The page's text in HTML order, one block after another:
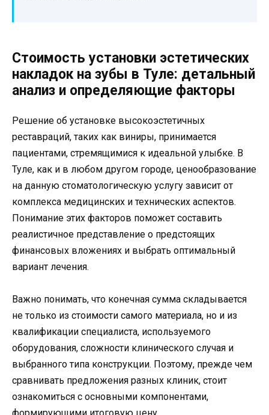
Стоимость установки эстетических
накладок на зубы в Туле: детальный
анализ и определяющие факторы
Решение об установке высокоэстетичных
реставраций, таких как виниры, принимается
пациентами, стремящимися к идеальной улыбке. В
Туле, как и в любом другом городе, ценообразование
на данную стоматологическую услугу зависит от
комплекса медицинских и технических аспектов.
Понимание этих факторов поможет составить
реалистичное представление о предстоящих
финансовых вложениях и выбрать оптимальный
вариант лечения.
Важно понимать, что конечная сумма складывается
не только из стоимости самого материала, но и из
квалификации специалиста, используемого
оборудования, сложности клинического случая и
выбранного типа конструкции. Поэтому, прежде чем
сравнивать предложения разных клиник, стоит
ознакомиться с основными компонентами,